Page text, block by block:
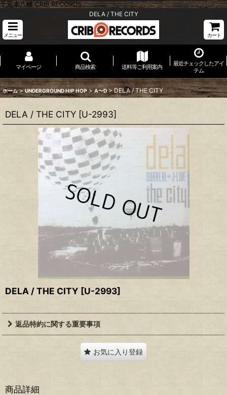
千葉本八幡 CRIB RECORDS
DELA / THE CITY
メニュー カート
マイページ 商品検索 送料等ご利用案内
最近チェックしたアイ
テム
ホーム > UNDERGROUND HIP HOP > A〜D > DELA / THE CITY
DELA / THE CITY [U-2993]
DELA / THE CITY [U-2993]
返品特約に関する重要事項
お気に入り登録
商品詳細